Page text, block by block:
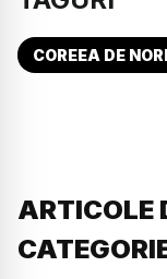
COREEA DE
ARTICOLE